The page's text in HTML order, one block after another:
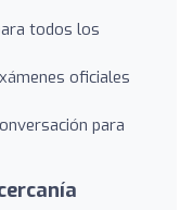
todos los
oficiales
para